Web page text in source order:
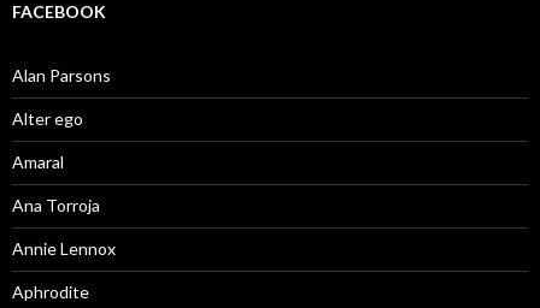
FACEBOOK
Alan Parsons
Alter ego
Amaral
Ana Torroja
Annie Lennox
Aphrodite